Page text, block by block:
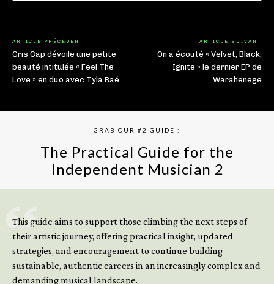
ARTICLE PRÉCÉDENT
Cris Cap dévoile une petite
beauté intitulée « Feel The
Love » en duo avec Tyla Raé
ARTICLE SUIVANT
On a écouté « Velvet, Black,
Ignite » le dernier EP de
Warahenege
GRAB OUR #2 GUIDE :
The Practical Guide for the
Independent Musician 2
This guide aims to support those climbing the next steps of
their artistic journey, offering practical insight, updated
strategies, and encouragement to continue building
sustainable, authentic careers in an increasingly complex and
demanding musical landscape.